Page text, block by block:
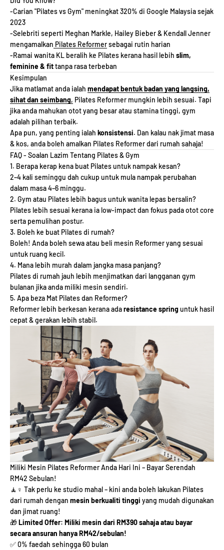
-Carian "Pilates vs Gym" meningkat 320% di Google Malaysia sejak
2023
-Selebriti seperti Meghan Markle, Hailey Bieber & Kendall Jenner
mengamalkan Pilates Reformersebagai rutin harian
-Ramai wanita KL beralih ke Pilates kerana hasil lebih slim,
feminine & fittanpa rasa terbeban
Kesimpulan
Jika matlamat anda ialah mendapat bentuk badan yang langsing,
sihat dan seimbang, Pilates Reformer mungkin lebih sesuai. Tapi
jika anda mahukan otot yang besar atau stamina tinggi, gym
adalah pilihan terbaik.
Apa pun, yang penting ialah konsistensi. Dan kalau nak jimat masa
& kos, anda boleh amalkan Pilates Reformer dari rumah sahaja!
FAQ - Soalan Lazim Tentang Pilates & Gym
1. Berapa kerap kena buat Pilates untuk nampak kesan?
2–4 kali seminggu dah cukup untuk mula nampak perubahan
dalam masa 4–6 minggu.
2. Gym atau Pilates lebih bagus untuk wanita lepas bersalin?
Pilates lebih sesuai kerana ia low-impact dan fokus pada otot core
serta pemulihan postur.
3. Boleh ke buat Pilates di rumah?
Boleh! Anda boleh sewa atau beli mesin Reformer yang sesuai
untuk ruang kecil.
4. Mana lebih murah dalam jangka masa panjang?
Pilates di rumah jauh lebih menjimatkan dari langganan gym
bulanan jika anda miliki mesin sendiri.
5. Apa beza Mat Pilates dan Reformer?
Reformer lebih berkesan kerana adaresistance springuntuk hasil
cepat & gerakan lebih stabil.
Miliki Mesin Pilates Reformer Anda Hari Ini – Bayar Serendah
RM42 Sebulan!
🧘♀️ Tak perlu ke studio mahal – kini anda boleh lakukan Pilates
dari rumah dengan mesin berkualiti tinggi yang mudah digunakan
dan jimat ruang!
🎁Limited Offer: Miliki mesin dari RM390 sahaja atau bayar
secara ansuran hanya RM42/sebulan!
✅ 0% faedah sehingga 60 bulan